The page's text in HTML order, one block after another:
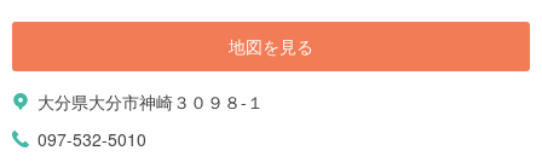
地図を見る
大分県大分市神崎３０９８-１
097-532-5010